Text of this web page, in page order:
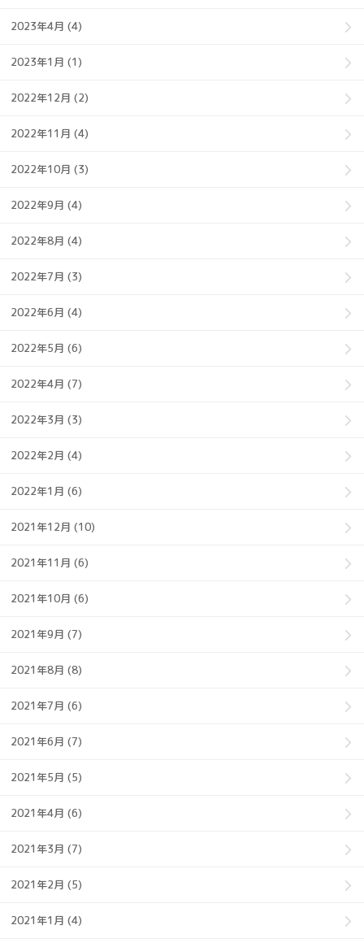
2023年4月 (4)
2023年1月 (1)
2022年12月 (2)
2022年11月 (4)
2022年10月 (3)
2022年9月 (4)
2022年8月 (4)
2022年7月 (3)
2022年6月 (4)
2022年5月 (6)
2022年4月 (7)
2022年3月 (3)
2022年2月 (4)
2022年1月 (6)
2021年12月 (10)
2021年11月 (6)
2021年10月 (6)
2021年9月 (7)
2021年8月 (8)
2021年7月 (6)
2021年6月 (7)
2021年5月 (5)
2021年4月 (6)
2021年3月 (7)
2021年2月 (5)
2021年1月 (4)